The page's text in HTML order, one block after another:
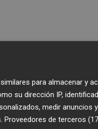
para almacenar y
su dirección IP,
medir anuncios
Proveedores de terceros